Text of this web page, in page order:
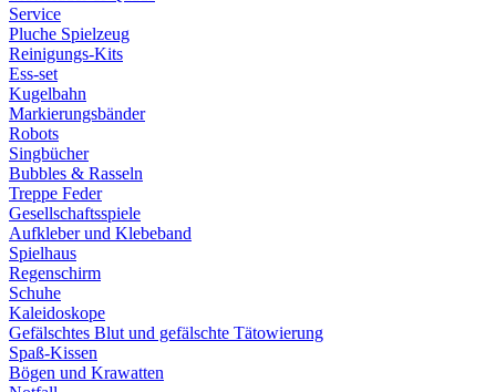
Service
Pluche Spielzeug
Reinigungs-Kits
Ess-set
Kugelbahn
Markierungsbänder
Robots
Singbücher
Bubbles & Rasseln
Treppe Feder
Gesellschaftsspiele
Aufkleber und Klebeband
Spielhaus
Regenschirm
Schuhe
Kaleidoskope
Gefälschtes Blut und gefälschte Tätowierung
Spaß-Kissen
Bögen und Krawatten